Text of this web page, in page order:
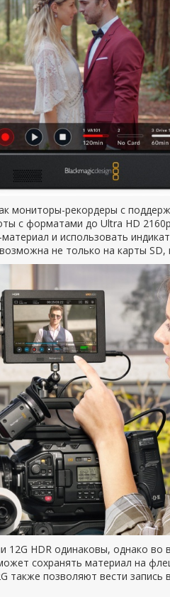
мониторы-рекордеры с
с форматами до Ultra HD
и использовать
не только на карты SD,
HDR одинаковы, однако во
сохранять материал на
также позволяют вести